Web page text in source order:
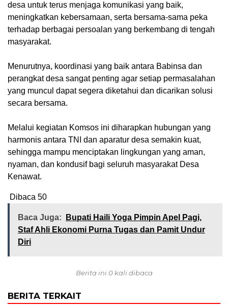
desa untuk terus menjaga komunikasi yang baik,
meningkatkan kebersamaan, serta bersama-sama peka
terhadap berbagai persoalan yang berkembang di tengah
masyarakat.
Menurutnya, koordinasi yang baik antara Babinsa dan
perangkat desa sangat penting agar setiap permasalahan
yang muncul dapat segera diketahui dan dicarikan solusi
secara bersama.
Melalui kegiatan Komsos ini diharapkan hubungan yang
harmonis antara TNI dan aparatur desa semakin kuat,
sehingga mampu menciptakan lingkungan yang aman,
nyaman, dan kondusif bagi seluruh masyarakat Desa
Kenawat.
Dibaca 50
Baca Juga:
Bupati Haili Yoga Pimpin Apel Pagi,
Staf Ahli Ekonomi Purna Tugas dan Pamit Undur
Diri
Berita ini 0 kali dibaca
BERITA TERKAIT